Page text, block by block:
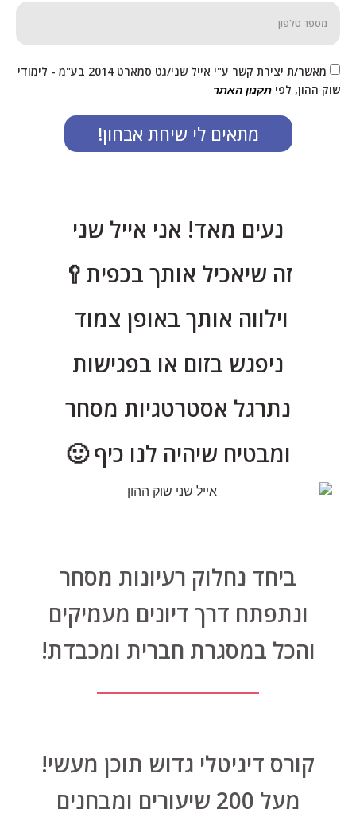
מאשר/ת יצירת קשר ע"י אייל שני/גט סמארט 2014 בע"מ - לימודי
שוק ההון, לפי תקנון האתר
מתאים לי שיחת אבחון!
נעים מאד! אני אייל שני
זה שיאכיל אותך בכפית🥄
וילווה אותך באופן צמוד
ניפגש בזום או בפגישות
נתרגל אסטרטגיות מסחר
ומבטיח שיהיה לנו כיף 🙂
ביחד נחלוק רעיונות מסחר
ונתפתח דרך דיונים מעמיקים
והכל במסגרת חברית ומכבדת!
קורס דיגיטלי גדוש תוכן מעשי!
מעל 200 שיעורים ומבחנים